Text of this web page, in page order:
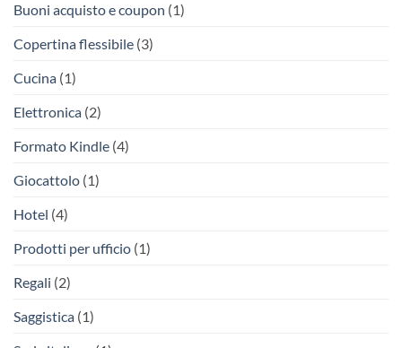
Buoni acquisto e coupon (1)
Copertina flessibile (3)
Cucina (1)
Elettronica (2)
Formato Kindle (4)
Giocattolo (1)
Hotel (4)
Prodotti per ufficio (1)
Regali (2)
Saggistica (1)